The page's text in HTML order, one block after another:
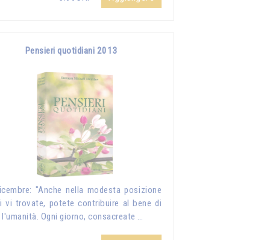
Pensieri quotidiani 2013
"Anche nella modesta posizione
vi trovate, potete contribuire al bene di
Ogni giorno, consacreate …